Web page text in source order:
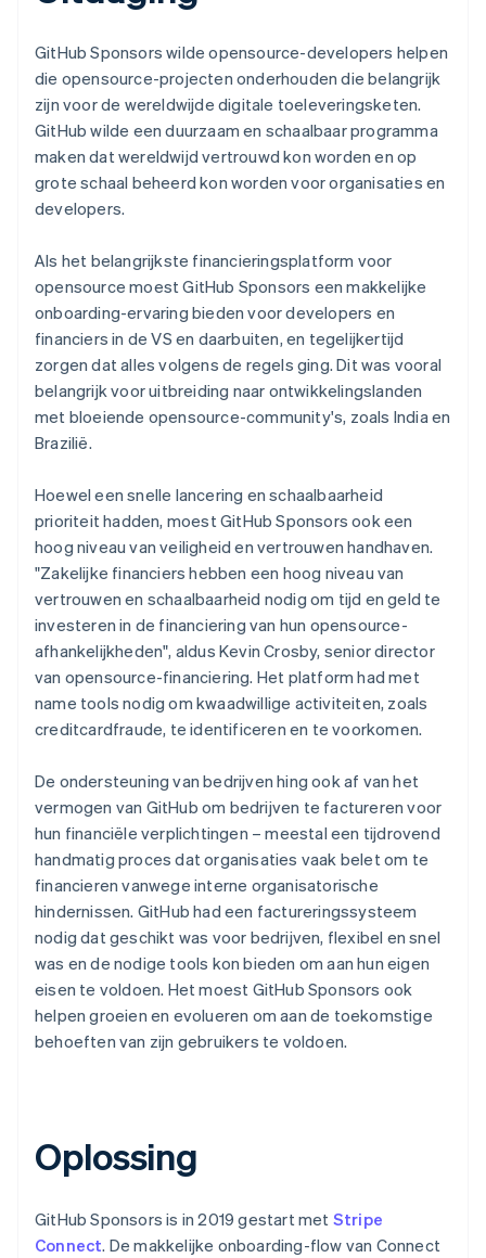
GitHub Sponsors wilde opensource-developers helpen
die opensource-projecten onderhouden die belangrijk
zijn voor de wereldwijde digitale toeleveringsketen.
GitHub wilde een duurzaam en schaalbaar programma
maken dat wereldwijd vertrouwd kon worden en op
grote schaal beheerd kon worden voor organisaties en
developers.
Als het belangrijkste financieringsplatform voor
opensource moest GitHub Sponsors een makkelijke
onboarding-ervaring bieden voor developers en
financiers in de VS en daarbuiten, en tegelijkertijd
zorgen dat alles volgens de regels ging. Dit was vooral
belangrijk voor uitbreiding naar ontwikkelingslanden
met bloeiende opensource-community's, zoals India en
Brazilië.
Hoewel een snelle lancering en schaalbaarheid
prioriteit hadden, moest GitHub Sponsors ook een
hoog niveau van veiligheid en vertrouwen handhaven.
"Zakelijke financiers hebben een hoog niveau van
vertrouwen en schaalbaarheid nodig om tijd en geld te
investeren in de financiering van hun opensource-
afhankelijkheden", aldus Kevin Crosby, senior director
van opensource-financiering. Het platform had met
name tools nodig om kwaadwillige activiteiten, zoals
creditcardfraude, te identificeren en te voorkomen.
De ondersteuning van bedrijven hing ook af van het
vermogen van GitHub om bedrijven te factureren voor
hun financiële verplichtingen – meestal een tijdrovend
handmatig proces dat organisaties vaak belet om te
financieren vanwege interne organisatorische
hindernissen. GitHub had een factureringssysteem
nodig dat geschikt was voor bedrijven, flexibel en snel
was en de nodige tools kon bieden om aan hun eigen
eisen te voldoen. Het moest GitHub Sponsors ook
helpen groeien en evolueren om aan de toekomstige
behoeften van zijn gebruikers te voldoen.
Oplossing
GitHub Sponsors is in 2019 gestart met Stripe
Connect. De makkelijke onboarding-flow van Connect